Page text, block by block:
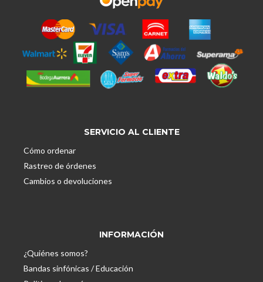
SERVICIO AL CLIENTE
Cómo ordenar
Rastreo de órdenes
Cambios o devoluciones
INFORMACIÓN
¿Quiénes somos?
Bandas sinfónicas / Educación